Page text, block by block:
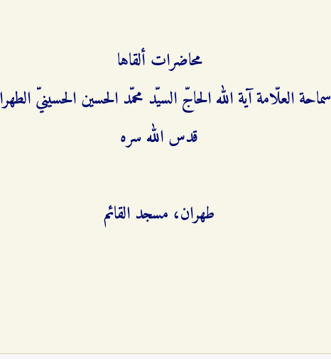
محاضرات ألقاها
سماحة العلّامة آية الله الحاجّ السيّد محمّد الحسين الحسينيّ
قدس الله سره
طهران، مسجد القائم